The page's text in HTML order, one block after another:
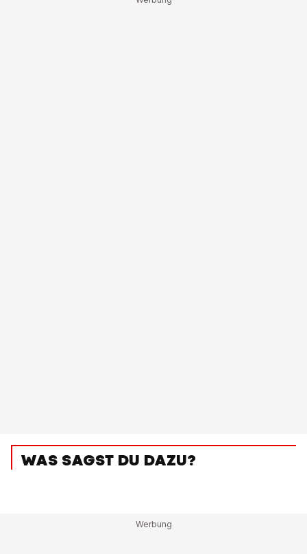
WAS SAGST DU DAZU?